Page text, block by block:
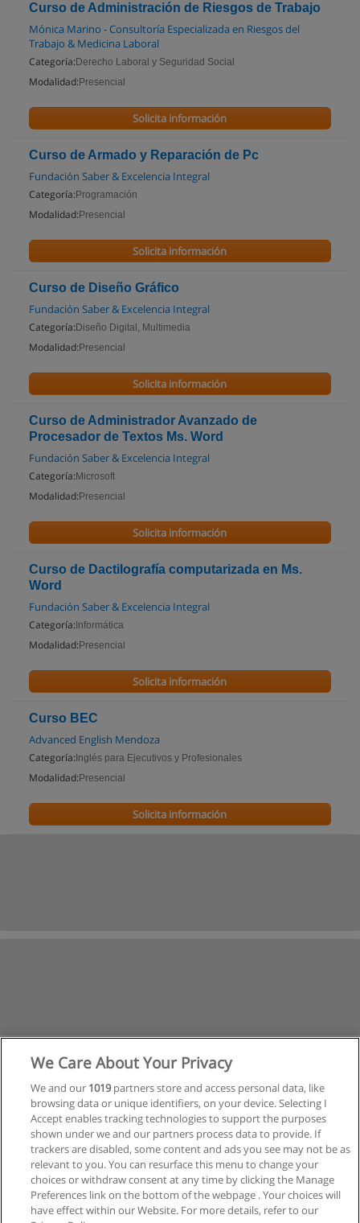
Curso de Administración de Riesgos de Trabajo
Mónica Marino - Consultoría Especializada en Riesgos del
Trabajo & Medicina Laboral
Categoría: Derecho Laboral y Seguridad Social
Modalidad: Presencial
Solicita información
Curso de Armado y Reparación de Pc
Fundación Saber & Excelencia Integral
Categoría: Programación
Modalidad: Presencial
Solicita información
Curso de Diseño Gráfico
Fundación Saber & Excelencia Integral
Categoría: Diseño Digital, Multimedia
Modalidad: Presencial
Solicita información
Curso de Administrador Avanzado de
Procesador de Textos Ms. Word
Fundación Saber & Excelencia Integral
Categoría: Microsoft
Modalidad: Presencial
Solicita información
Curso de Dactilografía computarizada en Ms.
Word
Fundación Saber & Excelencia Integral
Categoría: Informática
Modalidad: Presencial
Solicita información
Curso BEC
Advanced English Mendoza
Categoría: Inglés para Ejecutivos y Profesionales
Modalidad: Presencial
Solicita información
Siguiente
Página1de 3
We Care About Your Privacy
We and our 1019partners store and access personal data, like
browsing data or unique identifiers, on your device. Selecting I
Accept enables tracking technologies to support the purposes
shown under we and our partners process data to provide. If
trackers are disabled, some content and ads you see may not be as
relevant to you. You can resurface this menu to change your
choices or withdraw consent at any time by clicking the Manage
Preferences link on the bottom of the webpage . Your choices will
have effect within our Website. For more details, refer to our